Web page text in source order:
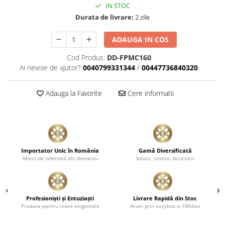
Tratamente şi Întreţinere
Piele
Accesorii
Mănuşi Spălare
Prosoape Uscare
Aplicatoare Microfibră
Accesorii Detailing Auto
Pulverizatoare
IN STOC
Durata de livrare: 2 zile
ADAUGA IN COS
Cod Produs: DD-FPMC160
Ai nevoie de ajutor? 0040799331344 / 00447736840320
Adauga la Favorite Cere informatii
Importator Unic în România
Mărci de referinţă din domeniu
Gamă Diversificată
Soluţii, Unelte, Accesorii
Profesionişti şi Entuziaşti
Produse pentru toate exigenţele
Livrare Rapidă din Stoc
Acum prin easybox şi FANbox